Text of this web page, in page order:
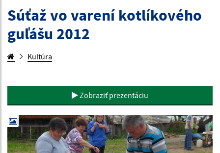
Súťaž vo varení kotlíkového
guľášu 2012
Kultúra
Zobraziť prezentáciu